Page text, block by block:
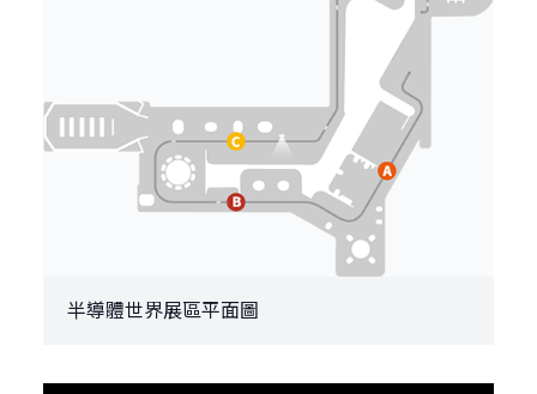
半導體世界展區平面圖